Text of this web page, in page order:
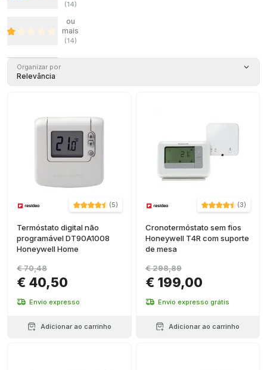
(14)
ou
mais
(14)
Organizar por
Relevância
(5)
Termóstato digital não
programável DT90A1008
Honeywell Home
€ 40,50
€ 70,48
Envio expresso
Adicionar ao carrinho
(3)
Cronotermóstato sem fios
Honeywell T4R com suporte
de mesa
€ 199,00
€ 298,89
Envio expresso grátis
Adicionar ao carrinho